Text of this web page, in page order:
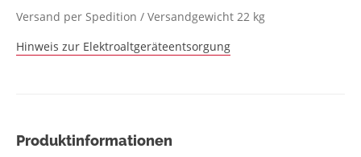
Versand per Spedition / Versandgewicht 22 kg
Hinweis zur Elektroaltgeräteentsorgung
Produktinformationen